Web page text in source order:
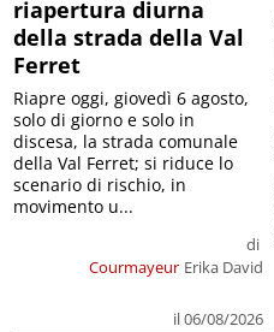
riapertura diurna
della strada della Val
Ferret
Courmayeur
di
Erika David
il 06/08/2026
Riapre oggi, giovedì 6 agosto,
solo di giorno e solo in
discesa, la strada comunale
della Val Ferret; si riduce lo
scenario di rischio, in
movimento u...